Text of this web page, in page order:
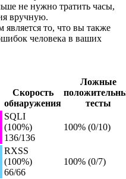
не нужно тратить часы,
вручную.
то, что вы также
человека в ваших
Скорость
обнаружения
Ложные
тесты
SQLI
(100%)
136/136
100% (0/10)
RXSS
(100%)
66/66
100% (0/7)